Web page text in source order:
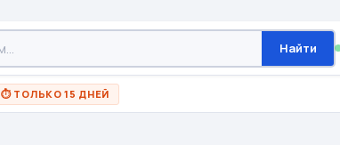
Найти
⏱ ТОЛЬКО 15 ДНЕЙ